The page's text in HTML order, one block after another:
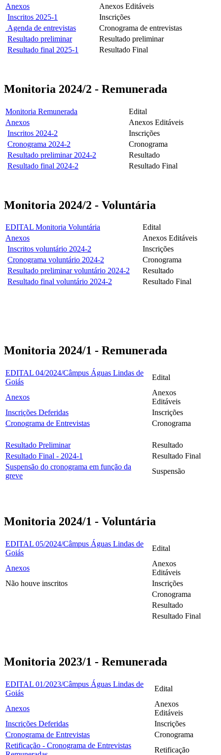
Anexos
Anexos Editáveis
Inscritos 2025-1
Inscrições
Agenda de entrevistas
Cronograma de entrevistas
Resultado preliminar
Resultado preliminar
Resultado final 2025-1
Resultado Final
Monitoria 2024/2 - Remunerada
Monitoria Remunerada
Edital
Anexos
Anexos Editáveis
Inscritos 2024-2
Inscrições
Cronograma 2024-2
Cronograma
Resultado preliminar 2024-2
Resultado
Resultado final 2024-2
Resultado Final
Monitoria 2024/2 - Voluntária
EDITAL Monitoria Voluntária
Edital
Anexos
Anexos Editáveis
Inscritos voluntário 2024-2
Inscrições
Cronograma voluntário 2024-2
Cronograma
Resultado preliminar voluntário 2024-2
Resultado
Resultado final voluntário 2024-2
Resultado Final
Monitoria 2024/1 - Remunerada
EDITAL 04/2024/Câmpus Águas Lindas de
Goiás
Edital
Anexos
Anexos
Editáveis
Inscrições Deferidas
Inscrições
Cronograma de Entrevistas
Cronograma
Resultado Preliminar
Resultado
Resultado Final - 2024-1
Resultado Final
Suspensão do cronograma em função da
greve
Suspensão
Monitoria 2024/1 - Voluntária
EDITAL 05/2024/Câmpus Águas Lindas de
Goiás
Edital
Anexos
Anexos
Editáveis
Não houve inscritos
Inscrições
Cronograma
Resultado
Resultado Final
Monitoria 2023/1 - Remunerada
EDITAL 01/2023/Câmpus Águas Lindas de
Goiás
Edital
Anexos
Anexos
Editáveis
Inscrições Deferidas
Inscrições
Cronograma de Entrevistas
Cronograma
Retificação - Cronograma de Entrevistas
Retificação